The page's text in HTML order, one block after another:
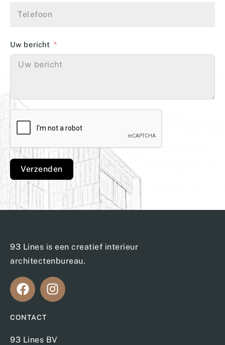
Uw bericht
Verzenden
93 Lines is een creatief interieur
architectenbureau.
CONTACT
93 Lines BV